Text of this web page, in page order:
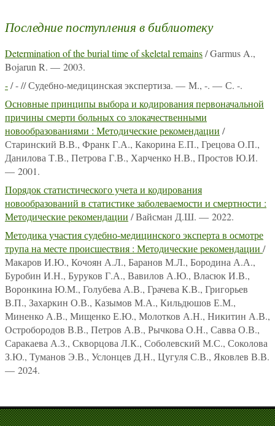
Последние поступления в библиотеку
Determination of the burial time of skeletal remains/ Garmus A.,
Bojarun R. — 2003.
-/ - // Судебно-медицинская экспертиза. — М., -. — С. -.
Основные принципы выбора и кодирования первоначальной
причины смерти больных со злокачественными
новообразованиями : Методические рекомендации /
Старинский В.В., Франк Г.А., Какорина Е.П., Грецова О.П.,
Данилова Т.В., Петрова Г.В., Харченко Н.В., Простов Ю.И.
— 2001.
Порядок статистического учета и кодирования
новообразований в статистике заболеваемости и смертности :
Методические рекомендации / Вайсман Д.Ш. — 2022.
Методика участия судебно-медицинского эксперта в осмотре
трупа на месте происшествия : Методические рекомендации /
Макаров И.Ю., Кочоян А.Л., Баранов М.Л., Бородина А.А.,
Буробин И.Н., Буруков Г.А., Вавилов А.Ю., Власюк И.В.,
Воронкина Ю.М., Голубева А.В., Грачева К.В., Григорьев
В.П., Захаркин О.В., Казымов М.А., Кильдюшов Е.М.,
Миненко А.В., Мищенко Е.Ю., Молотков А.Н., Никитин А.В.,
Остробородов В.В., Петров А.В., Рычкова О.Н., Савва О.В.,
Саракаева А.З., Скворцова Л.К., Соболевский М.С., Соколова
З.Ю., Туманов Э.В., Услонцев Д.Н., Цугуля С.В., Яковлев В.В.
— 2024.